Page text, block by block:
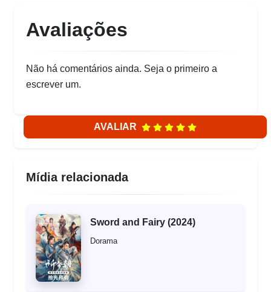
Avaliações
Não há comentários ainda. Seja o primeiro a
escrever um.
AVALIAR
Mídia relacionada
Sword and Fairy (2024)
Dorama